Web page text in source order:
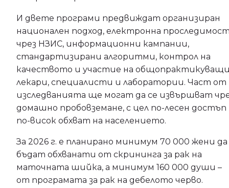
И двете програми предвиждат организиран
национален подход, електронна
чрез НЗИС, информационни кампании,
стандартизирани алгоритми, контрол на
качеството и участие на
лекари, специалисти и лаборатории. Част от
изследванията ще могат да се извършват
домашно пробовземане, с цел по-лесен достъп
по-висок обхват на населението.
За 2026 г. е планирано минимум 70 000 жени да
бъдат обхванати от скрининга за рак на
маточната шийка, а минимум 160 000 души –
от програмата за рак на дебелото черво.